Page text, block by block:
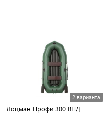
2 варианта
Лоцман Профи 300 ВНД